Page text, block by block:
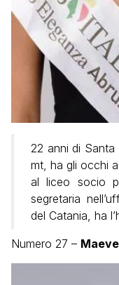
22 anni di Santa
mt, ha gli occhi
al liceo socio
segretaria
del Catania, ha
Numero 27 –